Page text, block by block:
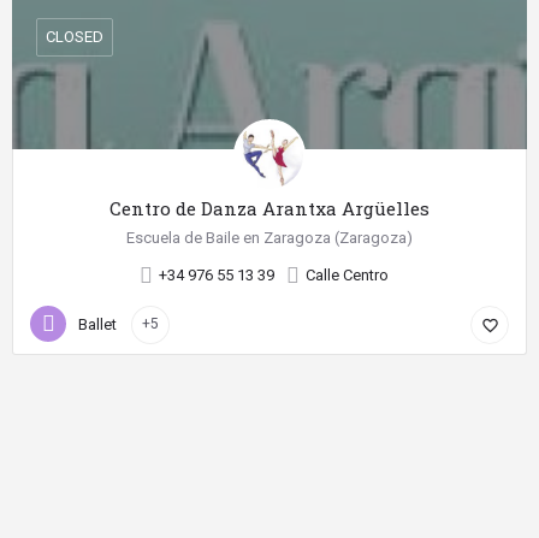
Centro de Danza Arantxa Argüelles
Escuela de Baile en Zaragoza (Zaragoza)
+34 976 55 13 39 Calle Centro
CLOSED
Ballet +5 favorite_border